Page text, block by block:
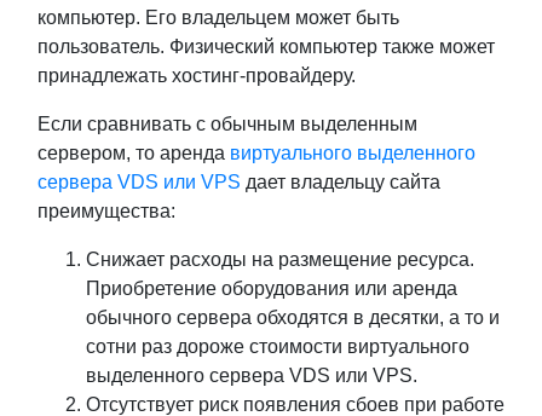
компьютер. Его владельцем может быть
пользователь. Физический компьютер также может
принадлежать хостинг-провайдеру.
Если сравнивать с обычным выделенным
сервером, то аренда виртуального выделенного
сервера VDS или VPS дает владельцу сайта
преимущества:
Снижает расходы на размещение ресурса.
Приобретение оборудования или аренда
обычного сервера обходятся в десятки, а то и
сотни раз дороже стоимости виртуального
выделенного сервера VDS или VPS.
Отсутствует риск появления сбоев при работе